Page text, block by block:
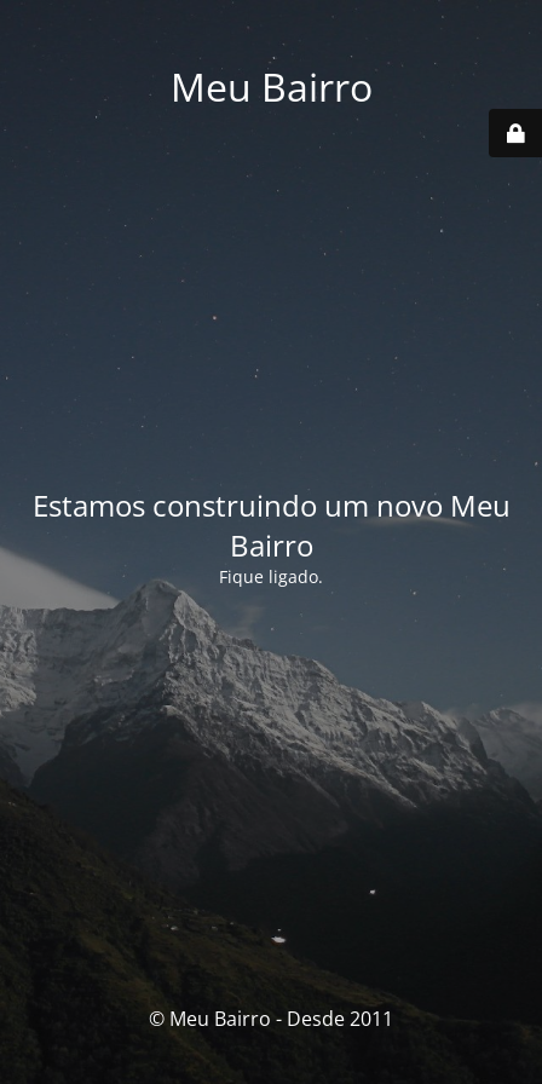
Meu Bairro
Estamos construindo um novo Meu
Bairro
Fique ligado.
© Meu Bairro - Desde 2011